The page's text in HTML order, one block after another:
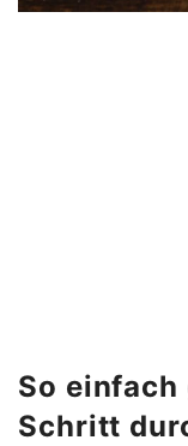
So einfach
Schritt